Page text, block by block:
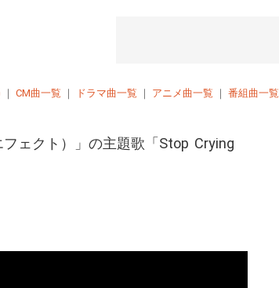
｜ CM曲一覧 ｜ ドラマ曲一覧 ｜ アニメ曲一覧 ｜ 番組曲一覧
ェクト）」の主題歌「Stop Crying